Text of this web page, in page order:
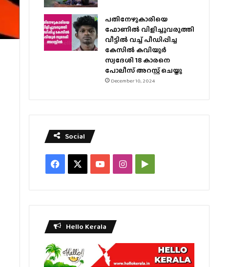
പതിനേഴുകാരിയെ
ഫോണിൽ വിളിച്ചുവരുത്തി
വീട്ടിൽ വച്ച് പീഡിപ്പിച്ച
കേസിൽ കവിയൂർ
സ്വദേശി 18 കാരനെ
പോലീസ് അറസ്റ്റ് ചെയ്തു
December 10, 2024
Social
Facebook YouTubeInstagramGoogle
Hello Kerala